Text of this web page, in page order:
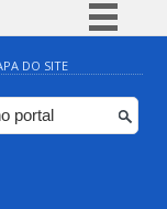
BR
DO SITE